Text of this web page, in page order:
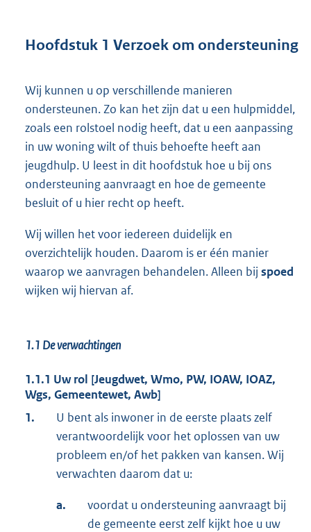
Hoofdstuk 1 Verzoek om ondersteuning
Wij kunnen u op verschillende manieren
ondersteunen. Zo kan het zijn dat u een hulpmiddel,
zoals een rolstoel nodig heeft, dat u een aanpassing
in uw woning wilt of thuis behoefte heeft aan
jeugdhulp. U leest in dit hoofdstuk hoe u bij ons
ondersteuning aanvraagt en hoe de gemeente
besluit of u hier recht op heeft.
Wij willen het voor iedereen duidelijk en
overzichtelijk houden. Daarom is er één manier
waarop we aanvragen behandelen. Alleen bij spoed
wijken wij hiervan af.
1.1 De verwachtingen
1.1.1 Uw rol [Jeugdwet, Wmo, PW, IOAW, IOAZ,
Wgs, Gemeentewet, Awb]
1.
U bent als inwoner in de eerste plaats zelf
verantwoordelijk voor het oplossen van uw
probleem en/of het pakken van kansen. Wij
verwachten daarom dat u:
a.
voordat u ondersteuning aanvraagt bij
de gemeente eerst zelf kijkt hoe u uw